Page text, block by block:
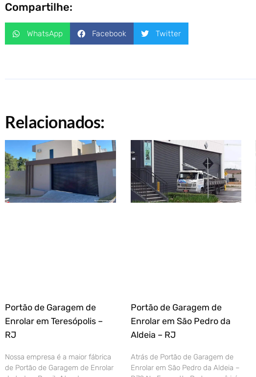
Compartilhe:
WhatsApp Facebook Twitter
Relacionados:
Portão de Garagem de
Enrolar em Teresópolis –
RJ
Nossa empresa é a maior fábrica
de Portão de Garagem de Enrolar
Portão de Garagem de
Enrolar em São Pedro da
Aldeia – RJ
Atrás de Portão de Garagem de
Enrolar em São Pedro da Aldeia –